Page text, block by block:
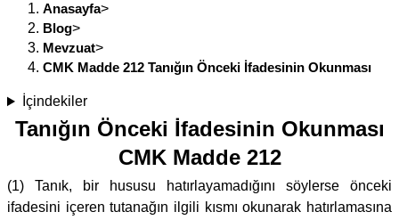
Anasayfa>
Blog>
Mevzuat>
CMK Madde 212 Tanığın Önceki İfadesinin Okunması
İçindekiler
Tanığın Önceki İfadesinin Okunması
CMK Madde 212
(1) Tanık, bir hususu hatırlayamadığını söylerse önceki
ifadesini içeren tutanağın ilgili kısmı okunarak hatırlamasına